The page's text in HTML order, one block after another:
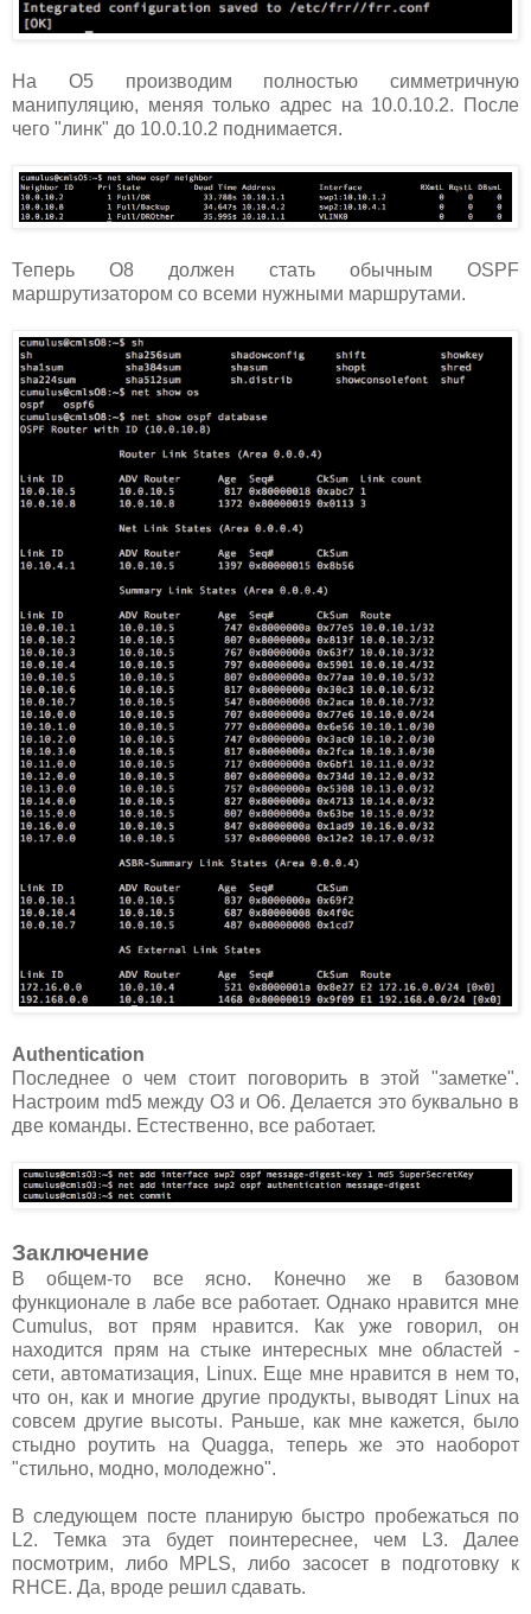
На О5 производим полностью симметричную
манипуляцию, меняя только адрес на 10.0.10.2. После
чего "линк" до 10.0.10.2 поднимается.
Теперь О8 должен стать обычным OSPF
маршрутизатором со всеми нужными маршрутами.
Authentication
Последнее о чем стоит поговорить в этой "заметке".
Настроим md5 между О3 и О6. Делается это буквально в
две команды. Естественно, все работает.
Заключение
В общем-то все ясно. Конечно же в базовом
функционале в лабе все работает. Однако нравится мне
Cumulus, вот прям нравится. Как уже говорил, он
находится прям на стыке интересных мне областей -
сети, автоматизация, Linux. Еще мне нравится в нем то,
что он, как и многие другие продукты, выводят Linux на
совсем другие высоты. Раньше, как мне кажется, было
стыдно роутить на Quagga, теперь же это наоборот
"стильно, модно, молодежно".
В следующем посте планирую быстро пробежаться по
L2. Темка эта будет поинтереснее, чем L3. Далее
посмотрим, либо MPLS, либо засосет в подготовку к
RHCE. Да, вроде решил сдавать.